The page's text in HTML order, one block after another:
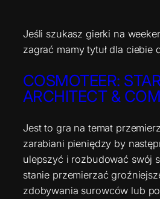
Jeśli szukasz gierki na
zagrać mamy tytuł dla ciebie
COSMOTEER:
ARCHITECT &
Jest to gra na temat
zarabiani pieniędzy by
ulepszyć i rozbudować swój
stanie przemierzać
zdobywania surowców lub